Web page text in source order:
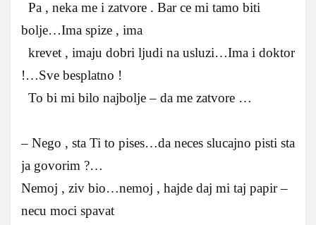
Pa , neka me i zatvore . Bar ce mi tamo biti
bolje…Ima spize , ima
krevet , imaju dobri ljudi na usluzi…Ima i doktor
!…Sve besplatno !
To bi mi bilo najbolje – da me zatvore …
– Nego , sta Ti to pises…da neces slucajno pisti sta
ja govorim ?…
Nemoj , ziv bio…nemoj , hajde daj mi taj papir –
necu moci spavat